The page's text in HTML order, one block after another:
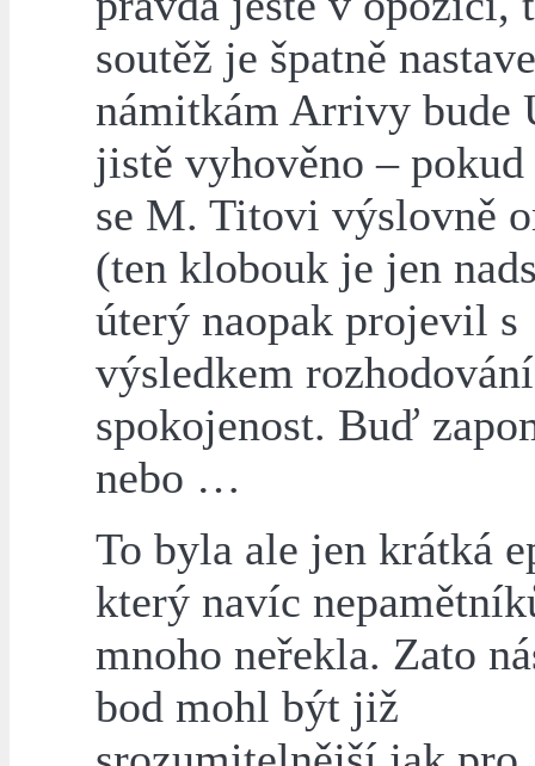
soutěž je špatně
námitkám Arrivy bude
jistě vyhověno – pokud
se M. Titovi výslovně
(ten klobouk je jen
úterý naopak projevil s
výsledkem
spokojenost. Buď
nebo …
To byla ale jen krátká
který navíc
mnoho neřekla. Zato
bod mohl být již